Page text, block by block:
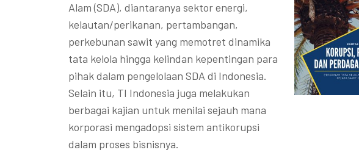
Alam (SDA), diantaranya sektor energi,
kelautan/perikanan, pertambangan,
perkebunan sawit yang memotret dinamika
tata kelola hingga kelindan kepentingan para
pihak dalam pengelolaan SDA di Indonesia.
Selain itu, TI Indonesia juga melakukan
berbagai kajian untuk menilai sejauh mana
korporasi mengadopsi sistem antikorupsi
dalam proses bisnisnya.